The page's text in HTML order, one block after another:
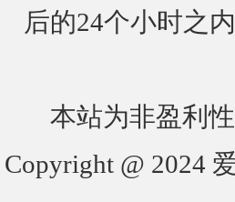
后的24个小时之
本站为非盈利
Copyright @ 2024